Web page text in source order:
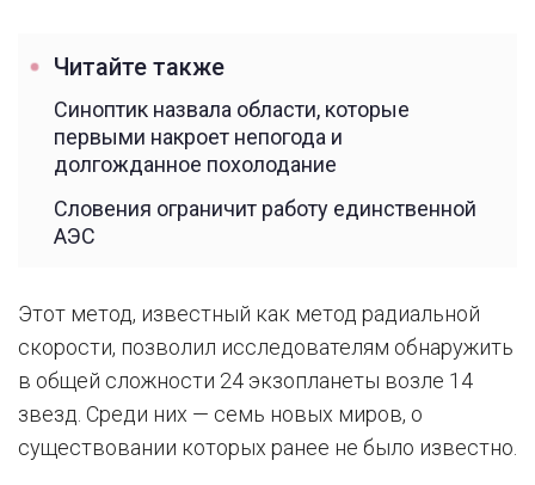
Читайте также
Синоптик назвала области, которые
первыми накроет непогода и
долгожданное похолодание
Словения ограничит работу единственной
АЭС
Этот метод, известный как метод радиальной
скорости, позволил исследователям обнаружить
в общей сложности 24 экзопланеты возле 14
звезд. Среди них — семь новых миров, о
существовании которых ранее не было известно.